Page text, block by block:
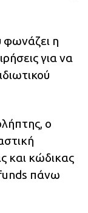
φωνάζει η
για να
ο
και κώδικας
funds πάνω